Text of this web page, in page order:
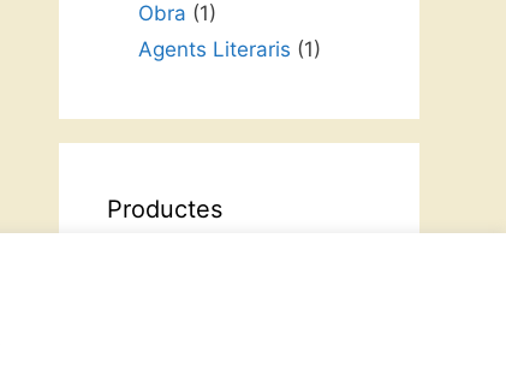
Obra (1)
Agents Literaris (1)
Productes